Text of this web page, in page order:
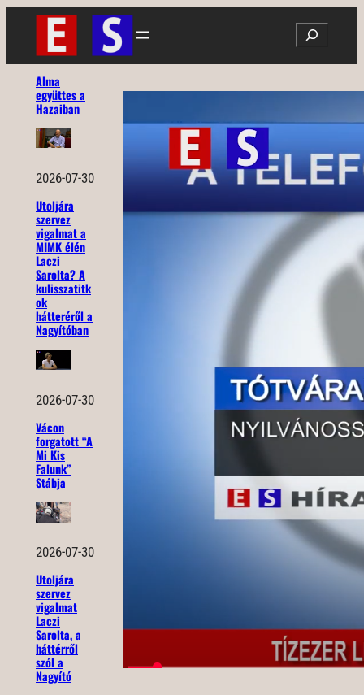
Ugrás
tartalomhoz
Search
Alma
együttes a
Hazaiban
2026-07-30
Utoljára
szervez
vigalmat a
MIMK élén
Laczi
Sarolta? A
kulisszatitk
ok
hátteréről a
Nagyítóban
2026-07-30
Vácon
forgatott “A
Mi Kis
Falunk”
Stábja
2026-07-30
Utoljára
szervez
vigalmat
Laczi
Sarolta, a
háttérről
szól a
Nagyító